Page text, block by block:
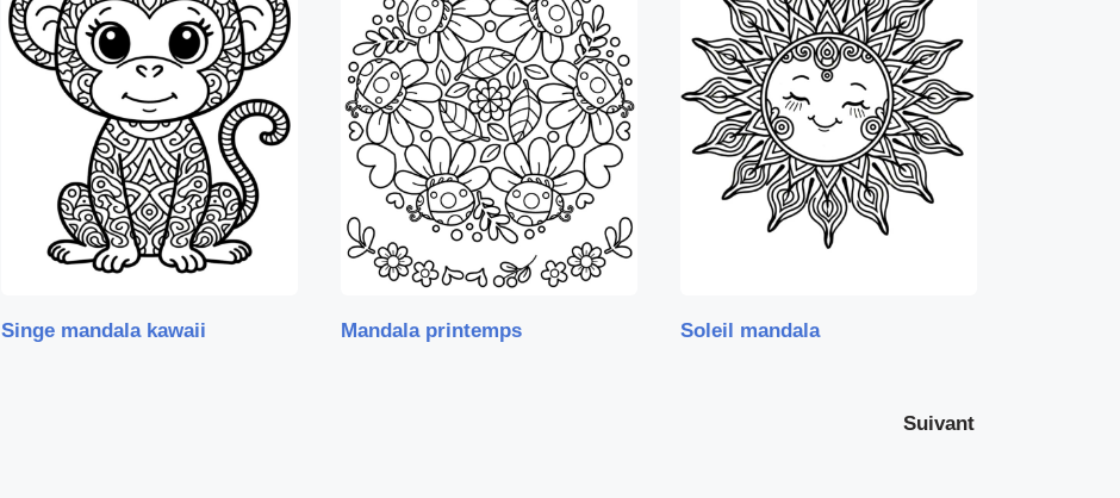
Singe mandala kawaii Mandala printemps Soleil mandala
Suivant